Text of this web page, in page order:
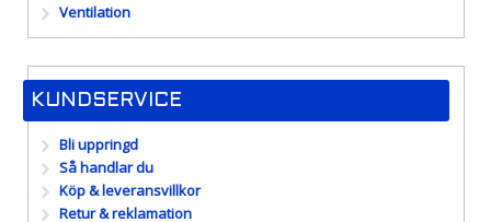
Ventilation
KUNDSERVICE
Bli uppringd
Så handlar du
Köp & leveransvillkor
Retur & reklamation